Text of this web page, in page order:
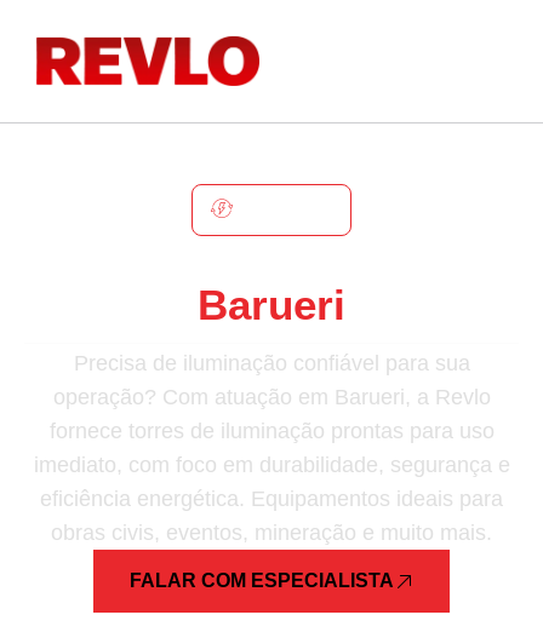
Barueri
Precisa de iluminação confiável para sua
operação? Com atuação em Barueri, a Revlo
fornece torres de iluminação prontas para uso
imediato, com foco em durabilidade, segurança e
eficiência energética. Equipamentos ideais para
obras civis, eventos, mineração e muito mais.
FALAR COM ESPECIALISTA